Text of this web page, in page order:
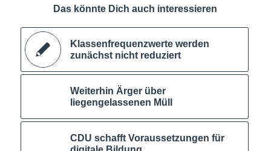
Das könnte Dich auch interessieren
Klassenfrequenzwerte werden
zunächst nicht reduziert
Weiterhin Ärger über
liegengelassenen Müll
CDU schafft Voraussetzungen für